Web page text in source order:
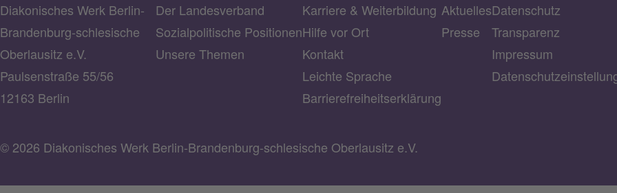
Diakonisches Werk Berlin-
Brandenburg-schlesische
Oberlausitz e.V.
Paulsenstraße 55/56
12163 Berlin
Der Landesverband
Sozialpolitische Positionen
Unsere Themen
Karriere & Weiterbildung
Hilfe vor Ort
Kontakt
Leichte Sprache
Barrierefreiheitserklärung
Aktuelles
Presse
Datenschutz
Transparenz
Impressum
© 2026 Diakonisches Werk Berlin-Brandenburg-schlesische Oberlausitz e.V.